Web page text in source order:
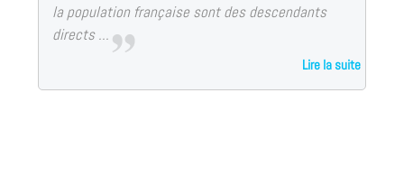
la population française sont des descendants
directs ...
Lire la suite